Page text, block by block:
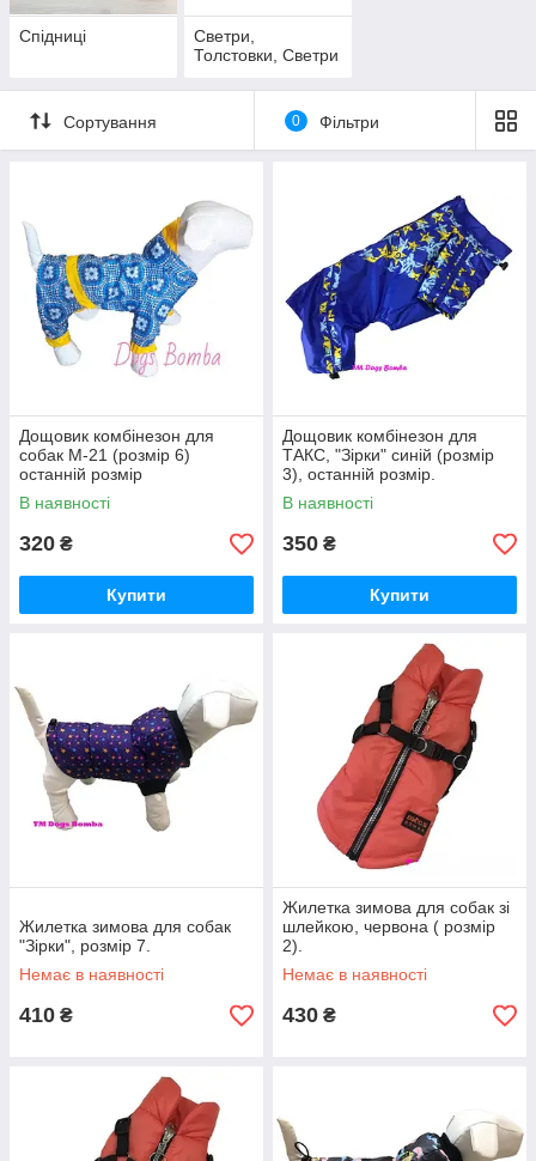
Спідниці
Светри,
Толстовки, Светри
Сортування 0 Фільтри
Дощовик комбінезон для
собак M-21 (розмір 6)
останній розмір
В наявності
320 ₴
Купити
Дощовик комбінезон для
ТАКС, "Зірки" синій (розмір
3), останній розмір.
В наявності
350 ₴
Купити
Жилетка зимова для собак
"Зірки", розмір 7.
Немає в наявності
410 ₴
Жилетка зимова для собак зі
шлейкою, червона ( розмір
2).
Немає в наявності
430 ₴